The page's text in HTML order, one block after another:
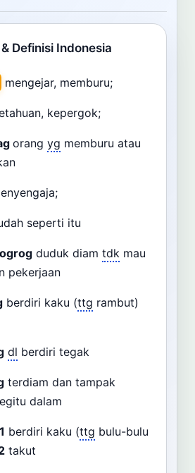
Definisi Indonesia
mengejar, memburu;
kepergok;
orang yg memburu atau
seperti itu
duduk diam tdk mau
pekerjaan
berdiri kaku (ttg rambut)
dl berdiri tegak
terdiam dan tampak
dalam
1 berdiri kaku (ttg bulu-bulu
takut